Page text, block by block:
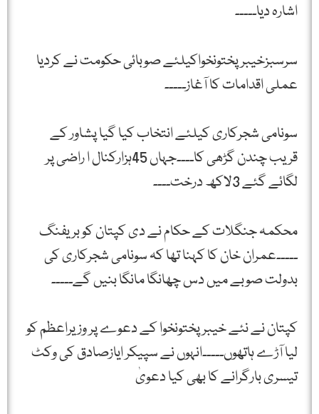
اشارہ دیا۔۔۔۔۔
سرسبزخیبرپختونخواکیلئے صوبائی حکومت نے کردیا
عملی اقدامات کا آغاز۔۔۔۔۔
سونامی شجرکاری کیلئے انتخاب کیا گیا پشاور کے
قریب چندن گڑھی کا۔۔۔۔جہاں 45ہزارکنال ا راضی پر
لگائے گئے 3لاکھ درخت۔۔۔۔
محکمہ جنگلات کے حکام نے دی کپتان کو بریفنگ
۔۔۔۔۔عمران خان کا کہنا تھا کہ سونامی شجرکاری کی
بدولت صوبے میں دس چھانگا مانگا بنیں گے۔۔۔۔۔
کپتان نے نئے خیبرپختونخوا کے دعوے پر وزیراعظم کو
لیا آڑے ہاتھوں۔۔۔۔۔انہوں نے سپیکر ایازصادق کی وکٹ
تیسری بارگرانے کا بھی کیا دعویٰ